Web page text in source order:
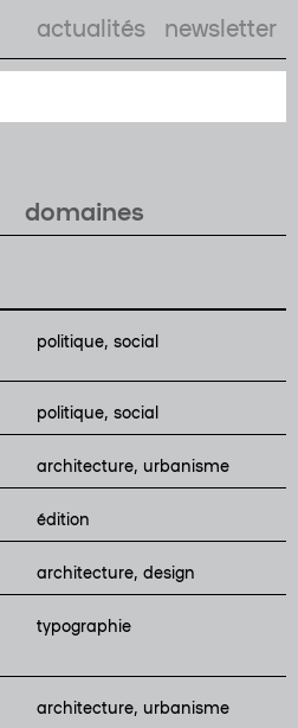
actualités newsletter
domaines
politique, social
politique, social
architecture, urbanisme
édition
architecture, design
typographie
architecture, urbanisme